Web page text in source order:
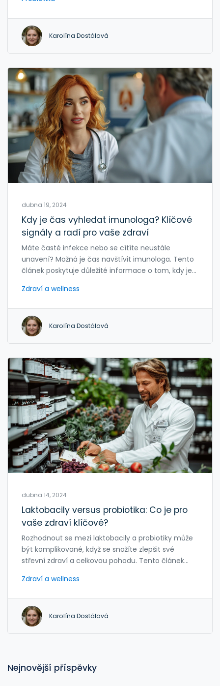
Karolína Dostálová
dubna 19, 2024
Kdy je čas vyhledat imunologa? Klíčové
signály a radí pro vaše zdraví
Máte časté infekce nebo se cítíte neustále
unavení? Možná je čas navštívit imunologa. Tento
článek poskytuje důležité informace o tom, kdy je
symptomy by vás měly upozornit a co očekávat
alergií, autoimunitních onemocnění a dalších
stavů spojených s nefunkčním imunitním
systémem a zjistěte, jak vám imunolog může
Zdraví a wellness
Karolína Dostálová
dubna 14, 2024
Laktobacily versus probiotika: Co je pro
vaše zdraví klíčové?
Rozhodnout se mezi laktobacily a probiotiky může
být komplikované, když se snažíte zlepšit své
střevní zdraví a celkovou pohodu. Tento článek
doplňků, představuje nejnovější výzkumy a
denního režimu pro podporu imunitního systému a
zlepšení kvality života.
Zdraví a wellness
Karolína Dostálová
Nejnovější příspěvky